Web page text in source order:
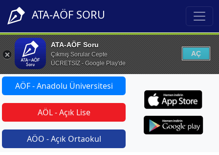
ATA-AÖF SORU
ATA-AÖF Soru
Çıkmış Sorular Cepte
ÜCRETSİZ - Google Play'de
AÇ
AÖF - Anadolu Üniversitesi
AÖL - Açık Lise
AÖO - Açık Ortaokul